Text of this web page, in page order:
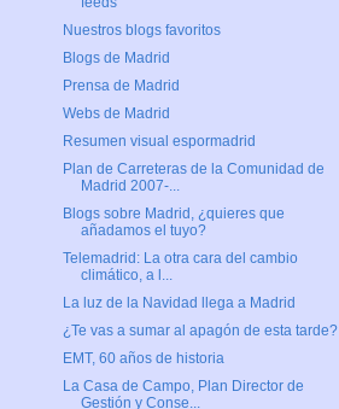
Nuestros blogs favoritos
Blogs de Madrid
Prensa de Madrid
Webs de Madrid
Resumen visual espormadrid
Plan de Carreteras de la Comunidad de
Madrid 2007-...
Blogs sobre Madrid, ¿quieres que
añadamos el tuyo?
Telemadrid: La otra cara del cambio
climático, a l...
La luz de la Navidad llega a Madrid
¿Te vas a sumar al apagón de esta tarde?
EMT, 60 años de historia
La Casa de Campo, Plan Director de
Gestión y Conse...